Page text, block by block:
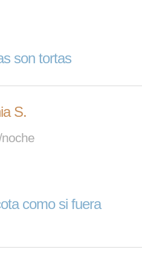
son tortas
S.
como si fuera